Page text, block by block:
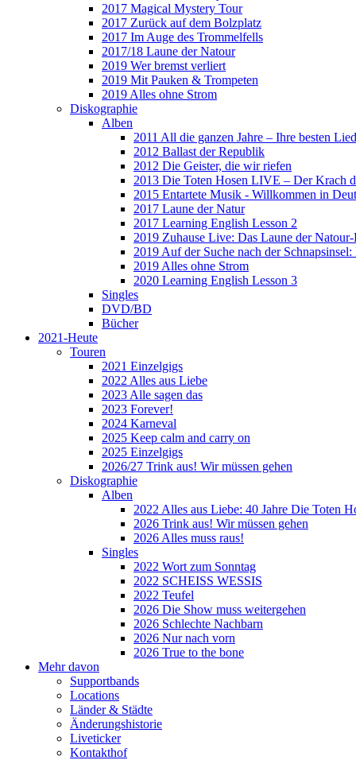
2017 Magical Mystery Tour
2017 Zurück auf dem Bolzplatz
2017 Im Auge des Trommelfells
2017/18 Laune der Natour
2019 Wer bremst verliert
2019 Mit Pauken & Trompeten
2019 Alles ohne Strom
Diskographie
Alben
2011 All die ganzen Jahre – Ihre besten
2012 Ballast der Republik
2012 Die Geister, die wir riefen
2013 Die Toten Hosen LIVE – Der Krach
2015 Entartete Musik - Willkommen in
2017 Laune der Natur
2017 Learning English Lesson 2
2019 Zuhause Live: Das Laune der
2019 Auf der Suche nach der
2019 Alles ohne Strom
2020 Learning English Lesson 3
Singles
DVD/BD
Bücher
2021-Heute
Touren
2021 Einzelgigs
2022 Alles aus Liebe
2023 Alle sagen das
2023 Forever!
2024 Karneval
2025 Keep calm and carry on
2025 Einzelgigs
2026/27 Trink aus! Wir müssen gehen
Diskographie
Alben
2022 Alles aus Liebe: 40 Jahre Die Toten
2026 Trink aus! Wir müssen gehen
2026 Alles muss raus!
Singles
2022 Wort zum Sonntag
2022 SCHEISS WESSIS
2022 Teufel
2026 Die Show muss weitergehen
2026 Schlechte Nachbarn
2026 Nur nach vorn
2026 True to the bone
Mehr davon
Supportbands
Locations
Länder & Städte
Änderungshistorie
Liveticker
Kontakthof